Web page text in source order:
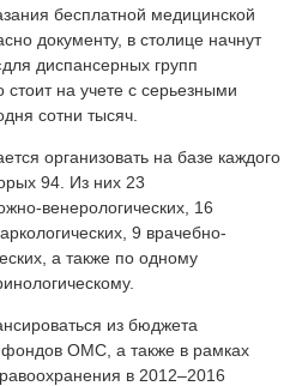
бесплатной медицинской
документу, в столице начнут
диспансерных групп
стоит на учете с серьезными
сотни тысяч.
организовать на базе каждого
94. Из них 23
венерологических, 16
9 врачебно-
а также по одному
из бюджета
фондов ОМС, а также в рамках
в 2012–2016